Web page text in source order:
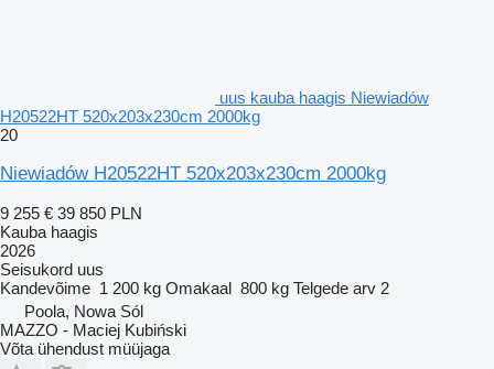
uus kauba haagis Niewiadów
H20522HT 520x203x230cm 2000kg
20
Niewiadów H20522HT 520x203x230cm 2000kg
9 255 € 39 850 PLN
Kauba haagis
2026
Seisukord uus
Kandevõime 1 200 kg Omakaal 800 kg Telgede arv 2
Poola, Nowa Sól
MAZZO - Maciej Kubiński
Võta ühendust müüjaga